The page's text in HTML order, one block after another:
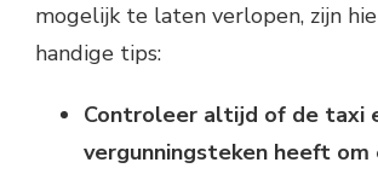
mogelijk te laten verlopen, zijn
handige tips:
Controleer altijd of de taxi
vergunningsteken heeft